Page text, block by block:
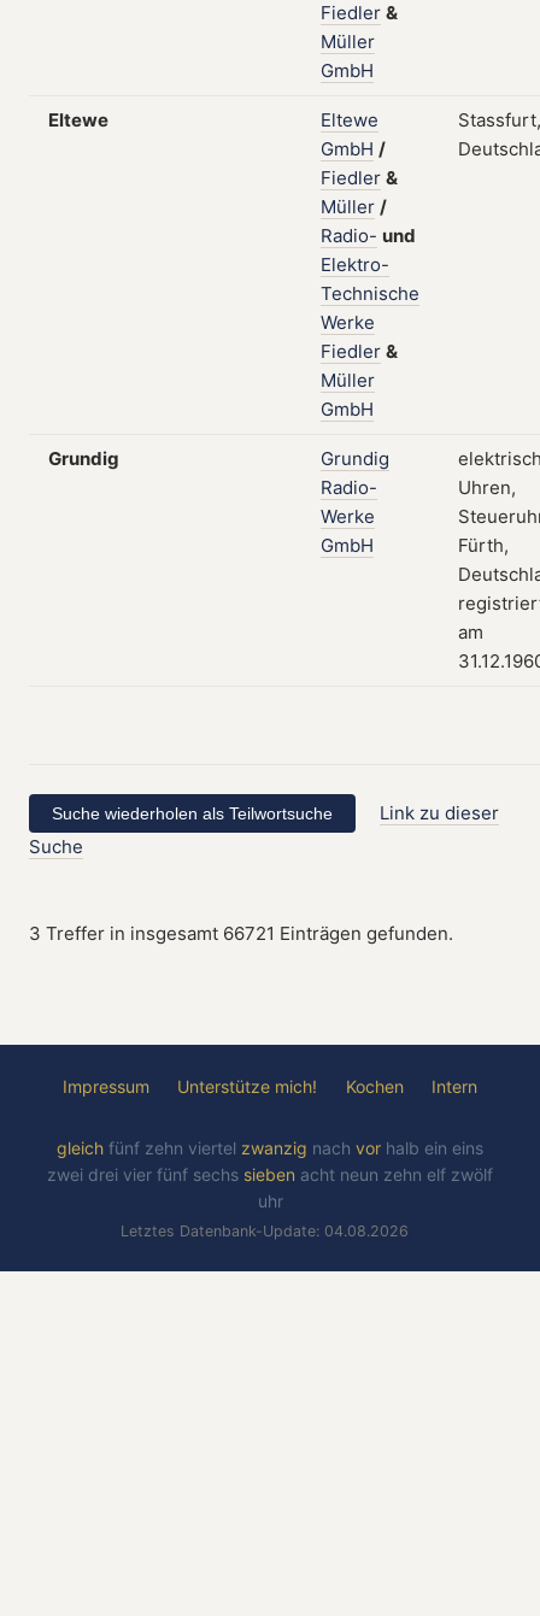
Fiedler &
Müller
GmbH
Eltewe
Eltewe
GmbH /
Fiedler &
Müller /
Radio- und
Elektro-
Technische
Werke
Fiedler &
Müller
GmbH
Stassfurt,
Grundig
Grundig
Radio-
Werke
GmbH
Uhren,
Fürth,
am
Link zu dieser
Suche
3 Treffer in insgesamt 66721 Einträgen gefunden.
Impressum Unterstütze mich! Kochen Intern
gleich fünf zehn viertel zwanzig nach vor halb ein eins
zwei drei vier fünf sechs sieben acht neun zehn elf zwölf
uhr
Letztes Datenbank-Update: 04.08.2026